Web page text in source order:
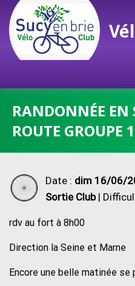
contenu
RANDONNÉE EN
ROUTE GROUPE 1
Date : dim 16/06/
Sortie Club|
rdv au fort à 8h00
Direction la Seine et Marne
Encore une belle matinée se